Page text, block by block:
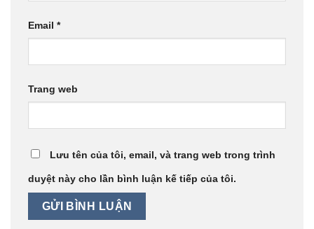
Email *
Trang web
Lưu tên của tôi, email, và trang web trong trình
duyệt này cho lần bình luận kế tiếp của tôi.